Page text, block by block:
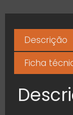
Descrição
Ficha